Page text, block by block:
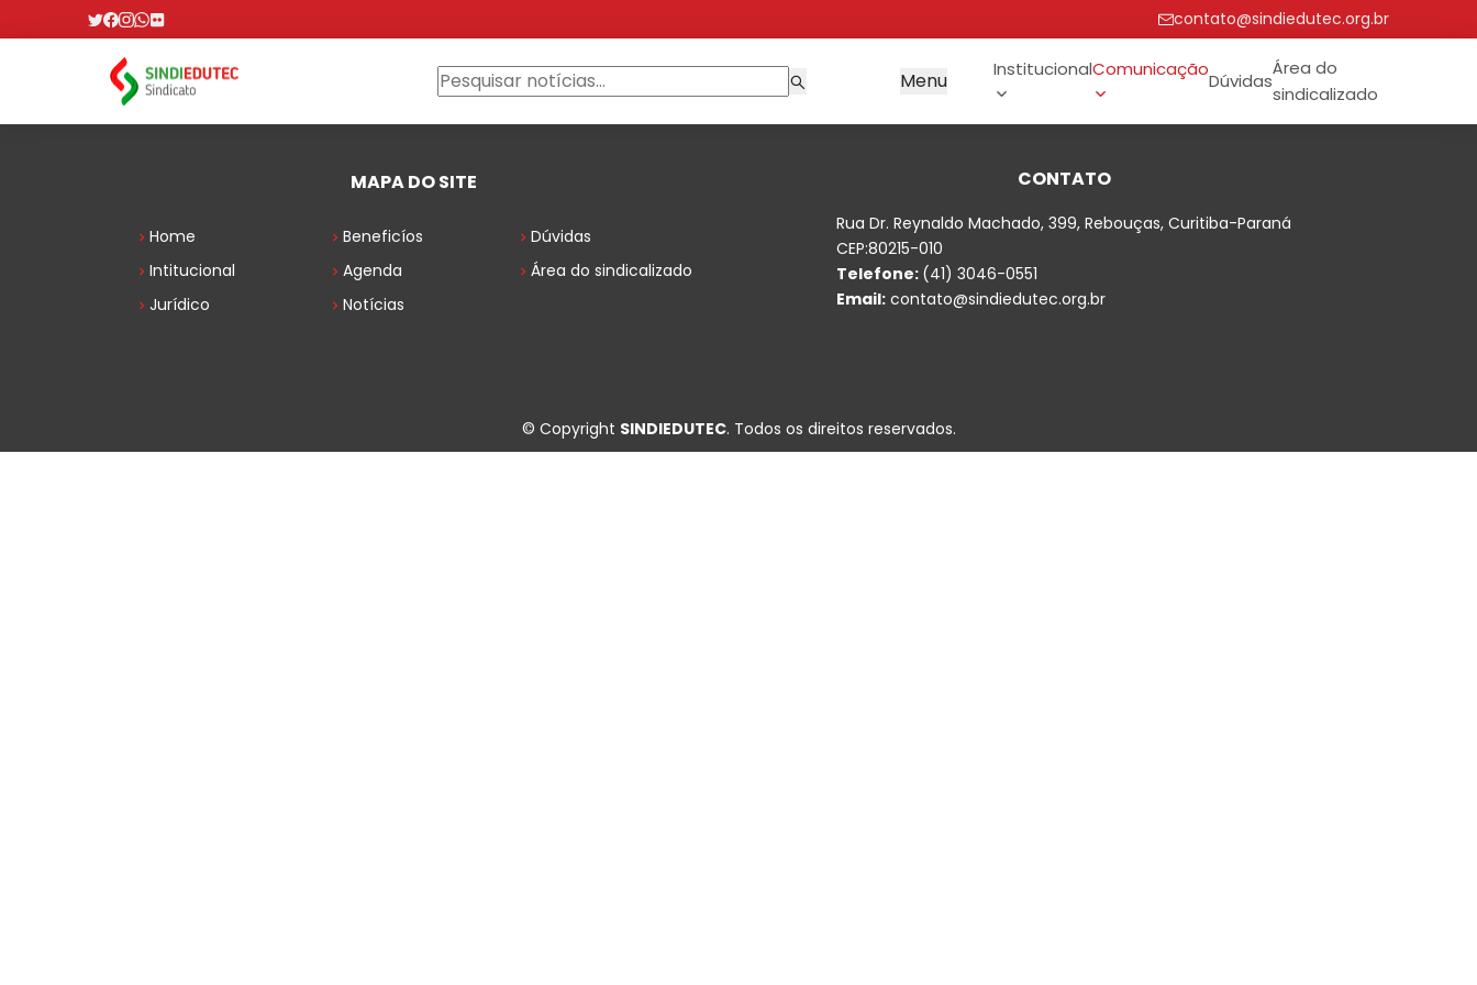
contato@sindiedutec.org.br
Menu InstitucionalComunicação
Dúvidas
Área do
sindicalizado
MAPA DO SITE
Home
Intitucional
Jurídico
Beneficíos
Agenda
Notícias
Dúvidas
Área do sindicalizado
CONTATO
Rua Dr. Reynaldo Machado, 399, Rebouças, Curitiba-Paraná
CEP:80215-010
Telefone: (41) 3046-0551
Email: contato@sindiedutec.org.br
© Copyright SINDIEDUTEC. Todos os direitos reservados.